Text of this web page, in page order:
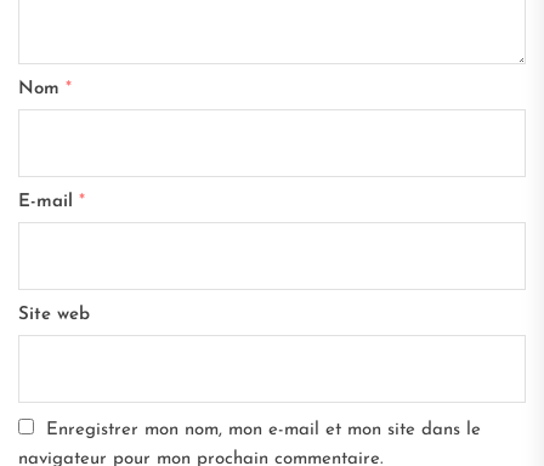
Nom *
E-mail *
Site web
Enregistrer mon nom, mon e-mail et mon site dans le
navigateur pour mon prochain commentaire.